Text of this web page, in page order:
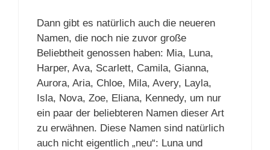
Dann gibt es natürlich auch die neueren
Namen, die noch nie zuvor große
Beliebtheit genossen haben: Mia, Luna,
Harper, Ava, Scarlett, Camila, Gianna,
Aurora, Aria, Chloe, Mila, Avery, Layla,
Isla, Nova, Zoe, Eliana, Kennedy, um nur
ein paar der beliebteren Namen dieser Art
zu erwähnen. Diese Namen sind natürlich
auch nicht eigentlich „neu“: Luna und